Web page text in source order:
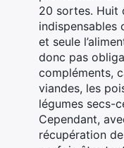
20 sortes. Huit
indispensables
et seule
donc pas
compléments,
viandes, les
légumes secs-
Cependant,
récupération